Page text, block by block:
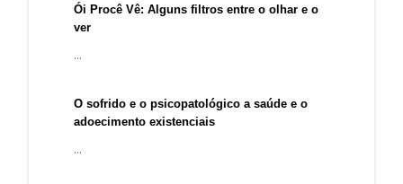
Ói Procê Vê: Alguns filtros entre o olhar e o
ver
...
O sofrido e o psicopatológico a saúde e o
adoecimento existenciais
...